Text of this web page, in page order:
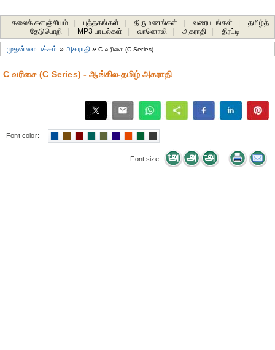
கலைக் களஞ்சியம் புத்தகங்கள் திருமணங்கள் வரைபடங்கள்
தமிழ்த்
தேடுபொறி
MP3 பாடல்கள் வானொலி அகராதி திரட்டி
முதன்மை பக்கம் »அகராதி»C வரிசை (C Series)
C வரிசை (C Series) - ஆங்கில-தமிழ் அகராதி
Font color:
Font size: